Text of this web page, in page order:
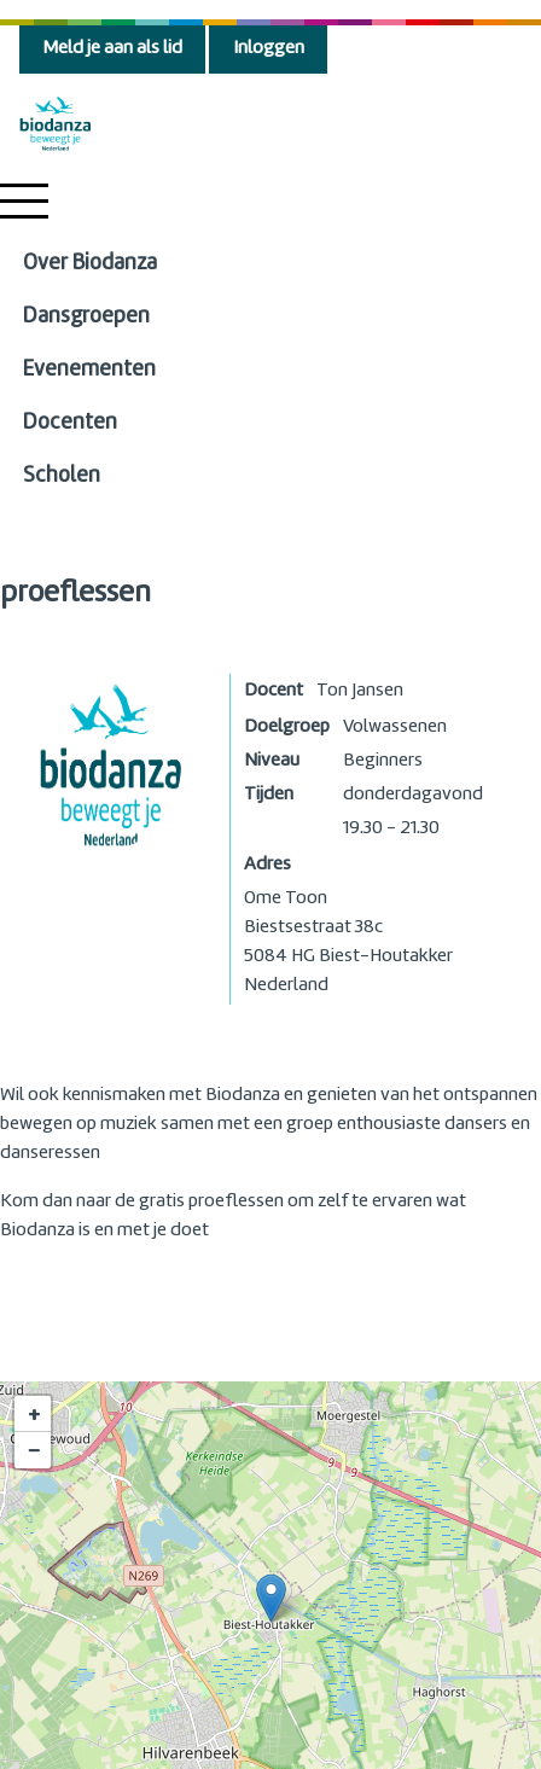
Meld je aan als lid Inloggen
Over Biodanza
Dansgroepen
Evenementen
Docenten
Scholen
proeflessen
Docent
Ton Jansen
Doelgroep
Volwassenen
Niveau
Beginners
Tijden
donderdagavond
19.30 - 21.30
Adres
Ome Toon
Biestsestraat 38c
5084 HG Biest-Houtakker
Nederland
Wil ook kennismaken met Biodanza en genieten van het ontspannen
bewegen op muziek samen met een groep enthousiaste dansers en
danseressen
Kom dan naar de gratis proeflessen om zelf te ervaren wat
Biodanza is en met je doet
+
−